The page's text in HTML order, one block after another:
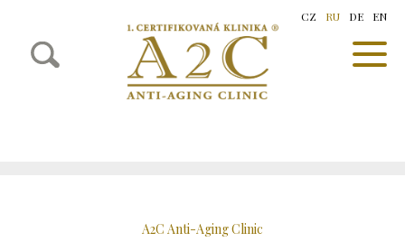
CZ RU DE EN
A2C Anti-Aging Clinic